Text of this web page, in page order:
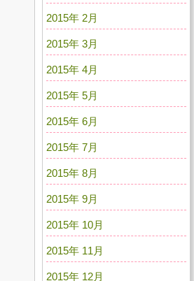
2015年 2月
2015年 3月
2015年 4月
2015年 5月
2015年 6月
2015年 7月
2015年 8月
2015年 9月
2015年 10月
2015年 11月
2015年 12月